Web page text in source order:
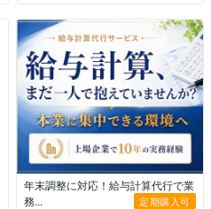
年末調整に対応！給与計算代行で業
務...
定期購入可